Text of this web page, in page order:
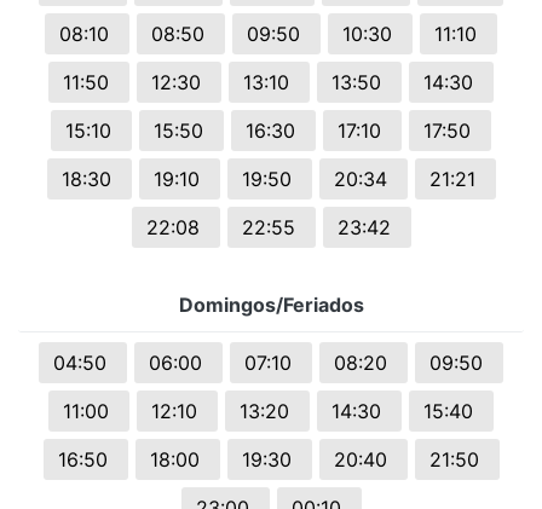
08:10
08:50 09:50 10:30
11:10
11:50
12:30 13:10 13:50
14:30
15:10
15:50 16:30 17:10
17:50
18:30
19:10 19:50 20:34
21:21
22:08
22:55 23:42
Domingos/Feriados
04:50 06:00 07:10 08:20
09:50
11:00
12:10 13:20 14:30
15:40
16:50
18:00 19:30 20:40
21:50